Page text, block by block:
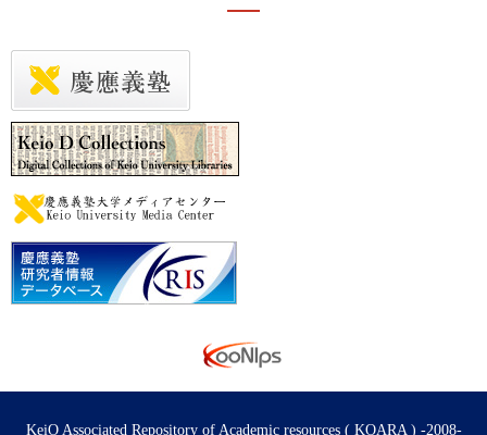
KeiO Associated Repository of Academic resources ( KOARA ) -2008-